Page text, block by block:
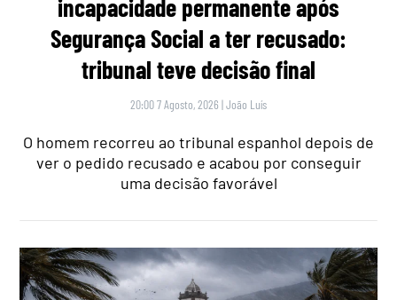
incapacidade permanente após
Segurança Social a ter recusado:
tribunal teve decisão final
20:00 7 Agosto, 2026 |João Luís
O homem recorreu ao tribunal espanhol depois de
ver o pedido recusado e acabou por conseguir
uma decisão favorável